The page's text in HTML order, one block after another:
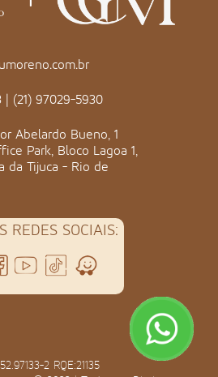
| (21) 97029-5930
Abelardo Bueno, 1
Park, Bloco Lagoa 1,
da Tijuca - Rio de
REDES SOCIAIS:
2 RQE:21135